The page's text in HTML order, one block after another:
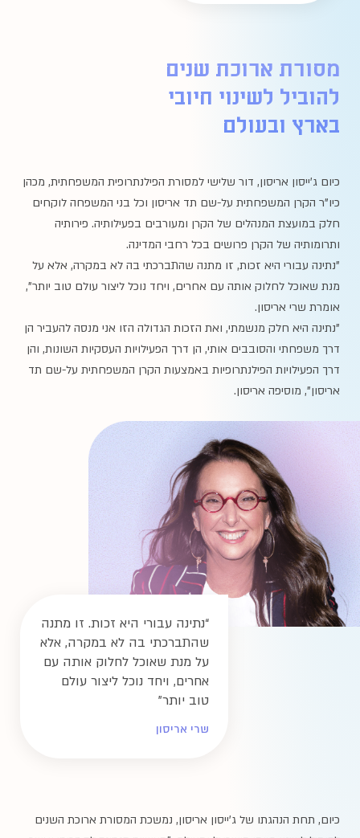
בארץ ובעולם
כיום ג'ייסון אריסון, דור שלישי למסורת הפילנתרופית המשפחתית, מכהן
כיו"ר הקרן המשפחתית על-שם תד אריסון וכל בני המשפחה לוקחים
חלק במועצת המנהלים של הקרן ומעורבים בפעילותיה. פירותיה
ותרומותיה של הקרן פרושים בכל רחבי המדינה.
"נתינה עבורי היא זכות, זו מתנה שהתברכתי בה לא במקרה, אלא על
מנת שאוכל לחלוק אותה עם אחרים, ויחד נוכל ליצור עולם טוב יותר",
אומרת שרי אריסון.
"נתינה היא חלק מנשמתי, ואת הזכות הגדולה הזו אני מנסה להעביר הן
דרך משפחתי והסובבים אותי, הן דרך הפעילויות העסקיות השונות, והן
דרך הפעילויות הפילנתרופיות באמצעות הקרן המשפחתית על-שם תד
אריסון", מוסיפה אריסון.
“נתינה עבורי היא זכות. זו מתנה
שהתברכתי בה לא במקרה, אלא
על מנת שאוכל לחלוק אותה עם
אחרים, ויחד נוכל ליצור עולם
טוב יותר”
שרי אריסון
כיום, תחת הנהגתו של ג'ייסון אריסון, נמשכת המסורת ארוכת השנים